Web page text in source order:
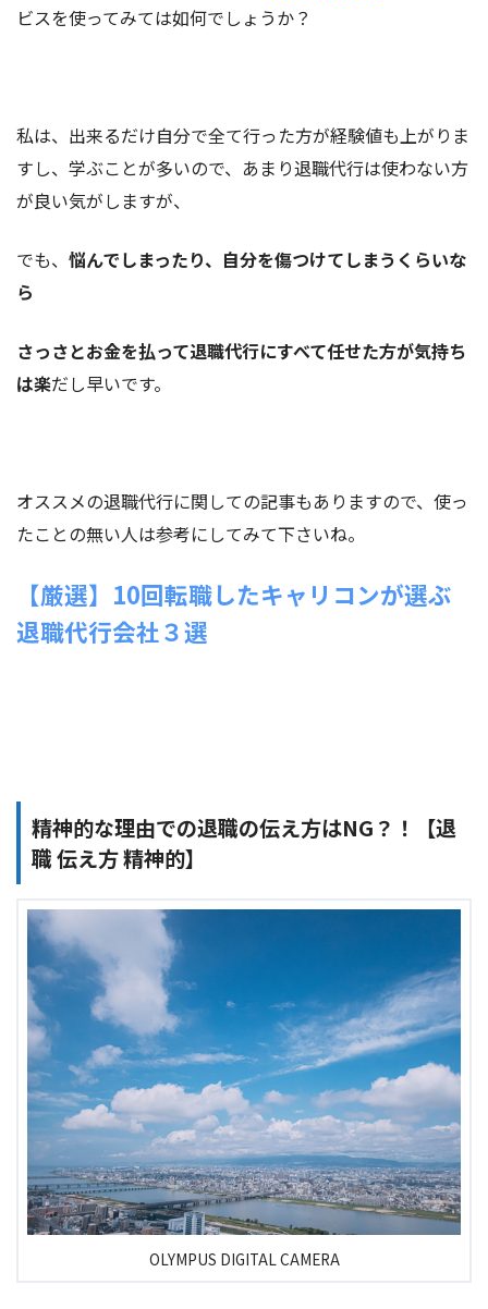
ビスを使ってみては如何でしょうか？
私は、出来るだけ自分で全て行った方が経験値も上がりま
すし、学ぶことが多いので、あまり退職代行は使わない方
が良い気がしますが、
でも、 悩んでしまったり、自分を傷つけてしまうくらいな
ら
さっさとお金を払って退職代行にすべて任せた方が気持ち
は楽だし早いです。
オススメの退職代行に関しての記事もありますので、使っ
たことの無い人は参考にしてみて下さいね。
【厳選】10回転職したキャリコンが選ぶ
退職代行会社３選
精神的な理由での退職の伝え方はNG？！【退
職 伝え方 精神的】
OLYMPUS DIGITAL CAMERA